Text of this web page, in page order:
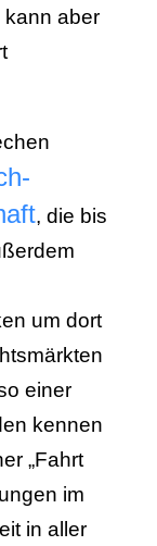
aber
, die bis
um dort
einer
kennen
„Fahrt
im
in aller